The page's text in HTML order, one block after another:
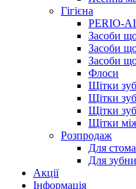
Гігієна
PERIO-
Засоби
Засоби
Засоби
Флоси
Щітки
Щітки
Щітки
Щітки
Розпродаж
Для
Для
Акції
Інформація